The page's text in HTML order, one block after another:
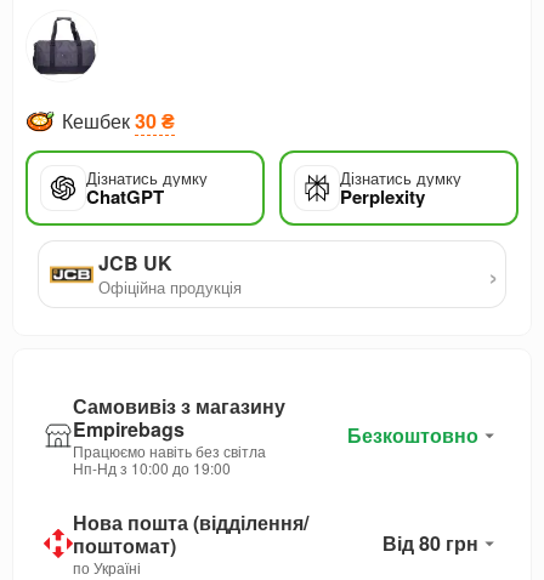
Кешбек30 ₴
Дізнатись думку
ChatGPT
Дізнатись думку
Perplexity
JCB UK
Офіційна продукція ›
Самовивіз з магазину
Empirebags
Працюємо навіть без світла
Нп-Нд з 10:00 до 19:00
Безкоштовно
Нова пошта (відділення/
поштомат)
по Україні
Від 80 грн